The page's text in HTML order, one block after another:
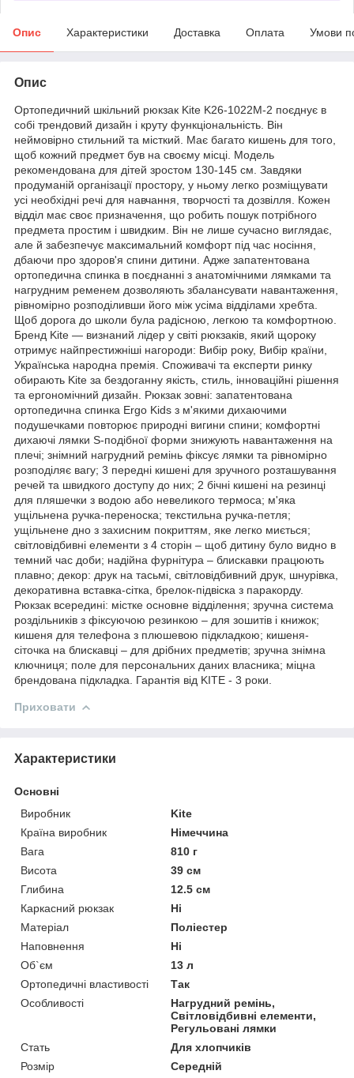
Опис Характеристики Доставка Оплата Умови
Опис
Ортопедичний шкільний рюкзак Kite K26-1022M-2 поєднує в
собі трендовий дизайн і круту функціональність. Він
неймовірно стильний та місткий. Має багато кишень для того,
щоб кожний предмет був на своєму місці. Модель
рекомендована для дітей зростом 130-145 см. Завдяки
продуманій організації простору, у ньому легко розміщувати
усі необхідні речі для навчання, творчості та дозвілля. Кожен
відділ має своє призначення, що робить пошук потрібного
предмета простим і швидким. Він не лише сучасно виглядає,
але й забезпечує максимальний комфорт під час носіння,
дбаючи про здоров'я спини дитини. Адже запатентована
ортопедична спинка в поєднанні з анатомічними лямками та
нагрудним ременем дозволяють збалансувати навантаження,
рівномірно розподіливши його між усіма відділами хребта.
Щоб дорога до школи була радісною, легкою та комфортною.
Бренд Kite — визнаний лідер у світі рюкзаків, який щороку
отримує найпрестижніші нагороди: Вибір року, Вибір країни,
Українська народна премія. Споживачі та експерти ринку
обирають Kite за бездоганну якість, стиль, інноваційні рішення
та ергономічний дизайн. Рюкзак зовні: запатентована
ортопедична спинка Ergo Kids з м'якими дихаючими
подушечками повторює природні вигини спини; комфортні
дихаючі лямки S-подібної форми знижують навантаження на
плечі; знімний нагрудний ремінь фіксує лямки та рівномірно
розподіляє вагу; 3 передні кишені для зручного розташування
речей та швидкого доступу до них; 2 бічні кишені на резинці
для пляшечки з водою або невеликого термоса; м'яка
ущільнена ручка-переноска; текстильна ручка-петля;
ущільнене дно з захисним покриттям, яке легко миється;
світловідбивні елементи з 4 сторін – щоб дитину було видно в
темний час доби; надійна фурнітура – блискавки працюють
плавно; декор: друк на тасьмі, світловідбивний друк, шнурівка,
декоративна вставка-сітка, брелок-підвіска з паракорду.
Рюкзак всередині: містке основне відділення; зручна система
роздільників з фіксуючою резинкою – для зошитів і книжок;
кишеня для телефона з плюшевою підкладкою; кишеня-
сіточка на блискавці – для дрібних предметів; зручна знімна
ключниця; поле для персональних даних власника; міцна
брендована підкладка. Гарантія від KITE - 3 роки.
Приховати
Характеристики
Основні
Виробник
Kite
Країна виробник
Німеччина
Вага
810 г
Висота
39 см
Глибина
12.5 см
Каркасний рюкзак
Ні
Матеріал
Поліестер
Наповнення
Ні
Об`єм
13 л
Ортопедичні властивості
Так
Особливості
Нагрудний ремінь,
Світловідбивні елементи,
Регульовані лямки
Стать
Для хлопчиків
Розмір
Середній